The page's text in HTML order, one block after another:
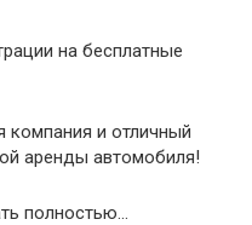
на бесплатные
и отличный
аренды автомобиля!
полностью…